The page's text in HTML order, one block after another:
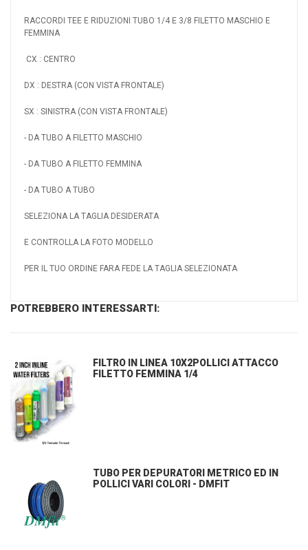
RACCORDI TEE E RIDUZIONI TUBO 1/4 E 3/8 FILETTO MASCHIO E
FEMMINA
CX : CENTRO
DX : DESTRA (CON VISTA FRONTALE)
SX : SINISTRA (CON VISTA FRONTALE)
- DA TUBO A FILETTO MASCHIO
- DA TUBO A FILETTO FEMMINA
- DA TUBO A TUBO
SELEZIONA LA TAGLIA DESIDERATA
E CONTROLLA LA FOTO MODELLO
PER IL TUO ORDINE FARA FEDE LA TAGLIA SELEZIONATA
POTREBBERO INTERESSARTI:
FILTRO IN LINEA 10X2POLLICI ATTACCO
FILETTO FEMMINA 1/4
TUBO PER DEPURATORI METRICO ED IN
POLLICI VARI COLORI - DMFIT